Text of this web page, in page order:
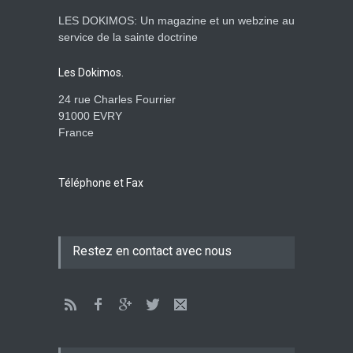
Ein apokalyptisches Klima-
der apostasie-Rhéma-
LES DOKIMOS: Un magazine et un webzine au
service de la sainte doctrine
Les Dokimos.
24 rue Charles Fourrier
91000 EVRY
France
Téléphone et Fax
Restez en contact avec nous